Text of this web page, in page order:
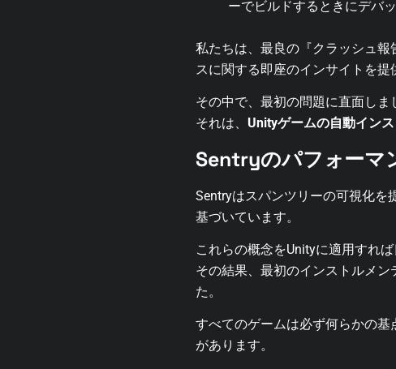
ーでビルドするときにデバ
私たちは、最良の『クラッシュ
スに関する即座のインサイトを提
その中で、最初の問題に直面しま
それは、 Unityゲームの自動イン
Sentryのパフォーマ
Sentryはスパンツリーの可視化を
基づいています。
これらの概念をUnityに適用すれば
その結果、最初のインストルメ
た。
すべてのゲームは必ず何らかの
があります。